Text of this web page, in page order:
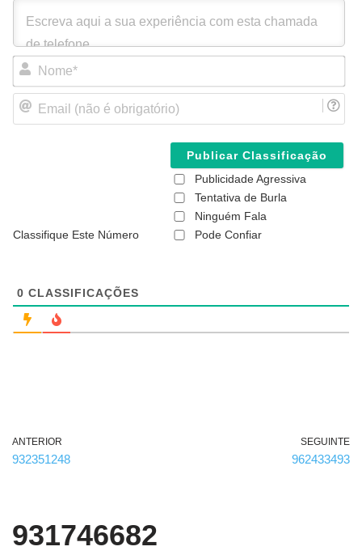
N
m
a
a
ó
Classifique Este Número
Publicidade Agressiva
Tentativa de Burla
Ninguém Fala
Pode Confiar
0 CLASSIFICAÇÕES
ANTERIOR
932351248
SEGUINTE
962433493
931746682